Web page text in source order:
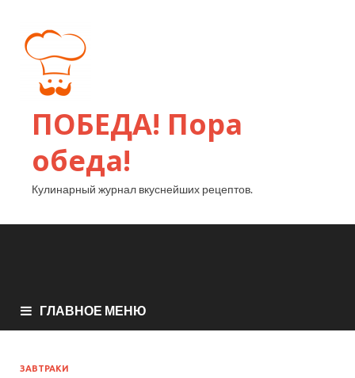
ПОБЕДА! Пора
обеда!
Кулинарный журнал вкуснейших рецептов.
ГЛАВНОЕ МЕНЮ
ЗАВТРАКИ